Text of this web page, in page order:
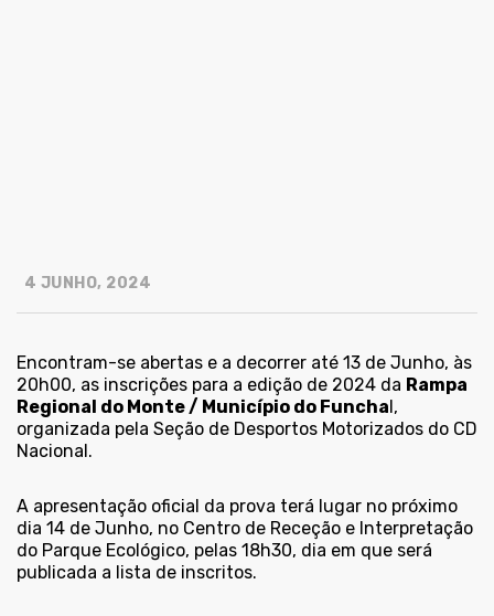
4 JUNHO, 2024
Encontram-se abertas e a decorrer até 13 de Junho, às
20h00, as inscrições para a edição de 2024 da Rampa
Regional do Monte / Município do Funcha l,
organizada pela Seção de Desportos Motorizados do CD
Nacional.
A apresentação oficial da prova terá lugar no próximo
dia 14 de Junho, no Centro de Receção e Interpretação
do Parque Ecológico, pelas 18h30, dia em que será
publicada a lista de inscritos.